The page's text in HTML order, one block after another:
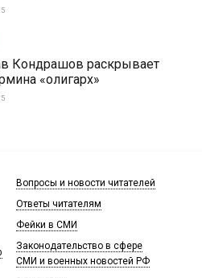
Кондрашов раскрывает
«олигарх»
Вопросы и новости читателей
Ответы читателям
Фейки в СМИ
Законодательство в сфере
СМИ и военных новостей РФ